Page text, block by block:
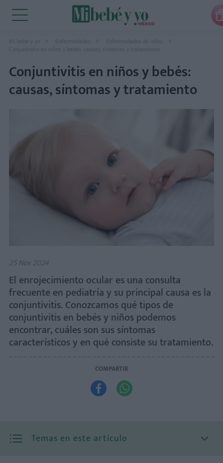
Mi bebé y yo Enfermedades
Enfermedades de niños
Conjuntivitis en niños y bebés: causas, síntomas y tratamiento
Conjuntivitis en niños y bebés:
causas, síntomas y tratamiento
25 Nov 2024
El enrojecimiento ocular es una consulta
frecuente en pediatría y su principal causa es la
conjuntivitis. Conozcamos qué tipos de
conjuntivitis en bebés y niños podemos
encontrar, cuáles son sus síntomas
característicos y en qué consiste su tratamiento.
COMPARTIR
 
Temas en este artículo